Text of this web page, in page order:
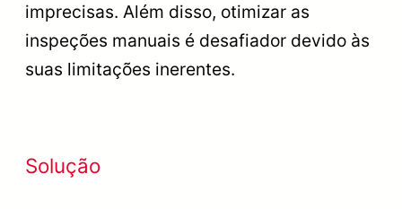
imprecisas. Além disso, otimizar as
inspeções manuais é desafiador devido às
suas limitações inerentes.
Solução